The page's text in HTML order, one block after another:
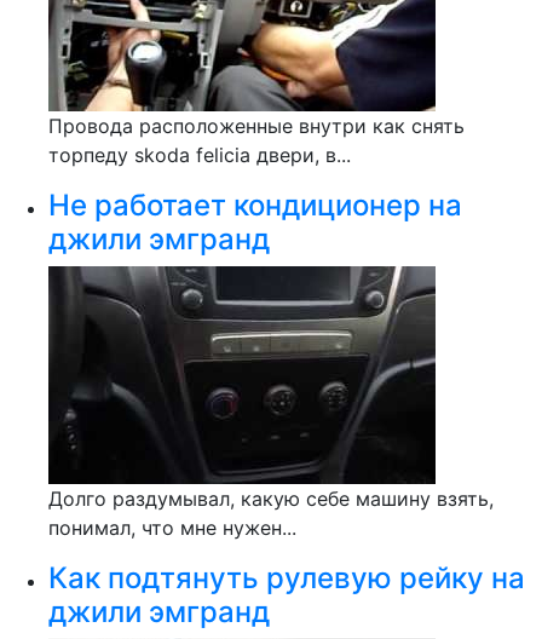
Провода расположенные внутри как снять
торпеду skoda felicia двери, в...
Не работает кондиционер на
джили эмгранд
Долго раздумывал, какую себе машину взять,
понимал, что мне нужен...
Как подтянуть рулевую рейку на
джили эмгранд